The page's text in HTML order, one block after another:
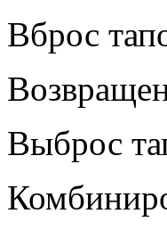
Вброс
Выброс